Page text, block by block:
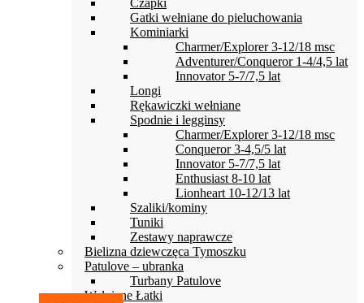
Gatki wełniane do pieluchowania
Kominiarki
Charmer/Explorer 3-12/18 msc
Adventurer/Conqueror 1-4/4,5 lat
Innovator 5-7/7,5 lat
Longi
Rękawiczki wełniane
Spodnie i legginsy
Charmer/Explorer 3-12/18 msc
Conqueror 3-4,5/5 lat
Innovator 5-7/7,5 lat
Enthusiast 8-10 lat
Lionheart 10-12/13 lat
Szaliki/kominy
Tuniki
Zestawy naprawcze
Bielizna dziewczęca Tymoszku
Patulove – ubranka
Turbany Patulove
Wełniane Łatki